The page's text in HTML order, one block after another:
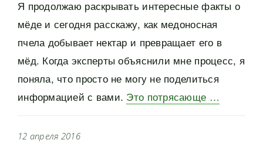
Я продолжаю раскрывать интересные факты о
мёде и сегодня расскажу, как медоносная
пчела добывает нектар и превращает его в
мёд. Когда эксперты объяснили мне процесс, я
поняла, что просто не могу не поделиться
информацией с вами. Это потрясающе …
12 апреля 2016